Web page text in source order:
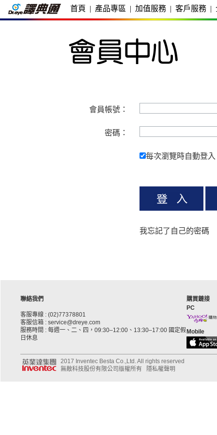
首頁 | 產品專區 | 加值服務 | 客戶服務 |
會員帳號：
密碼：
每次瀏覽時自動登入
我忘記了自己的密碼
聯絡我們
客服專線 : (02)77378801
客服信箱 : service@dreye.com
服務時間 : 每週一、二、四，09:30–12:00、13:30–17:00 國定假
日休息
購買鏈接
PC
Mobile
2017 Inventec Besta Co.,Ltd. All rights reserved
無敵科技股份有限公司版權所有
隱私權聲明